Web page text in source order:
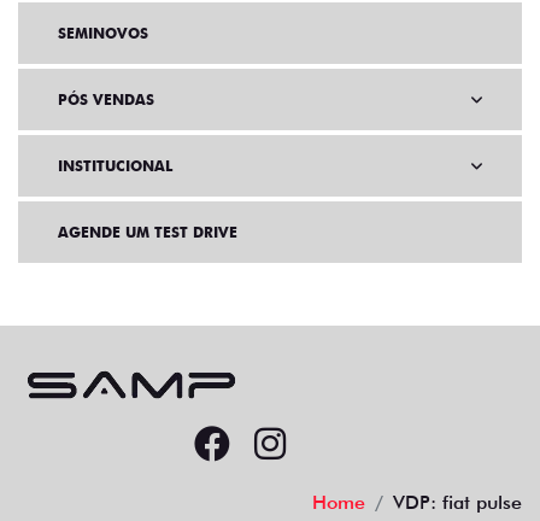
SEMINOVOS
PÓS VENDAS
INSTITUCIONAL
AGENDE UM TEST DRIVE
Home VDP: fiat pulse